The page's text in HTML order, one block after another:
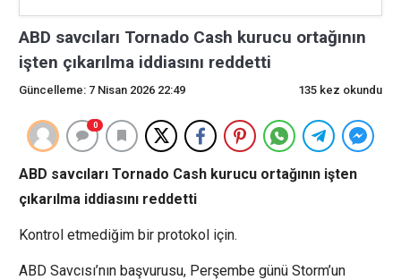
ABD savcıları Tornado Cash kurucu ortağının
işten çıkarılma iddiasını reddetti
Güncelleme: 7 Nisan 2026 22:49 135 kez okundu
0
ABD savcıları Tornado Cash kurucu ortağının işten
çıkarılma iddiasını reddetti
Kontrol etmediğim bir protokol için.
ABD Savcısı’nın başvurusu, Perşembe günü Storm’un